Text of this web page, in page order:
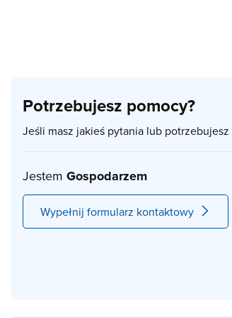
Potrzebujesz pomocy?
Jeśli masz jakieś pytania lub
Jestem Gospodarzem
Wypełnij formularz kontaktowy